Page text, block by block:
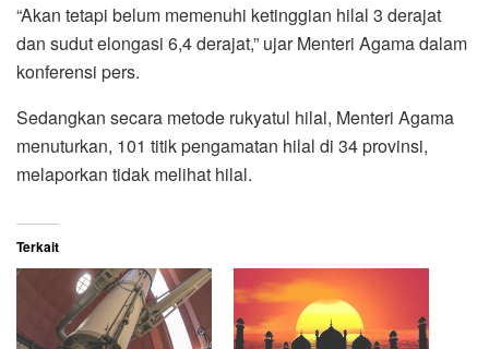
“Akan tetapi belum memenuhi ketinggian hilal 3 derajat
dan sudut elongasi 6,4 derajat,” ujar Menteri Agama dalam
konferensi pers.
Sedangkan secara metode rukyatul hilal, Menteri Agama
menuturkan, 101 titik pengamatan hilal di 34 provinsi,
melaporkan tidak melihat hilal.
Terkait